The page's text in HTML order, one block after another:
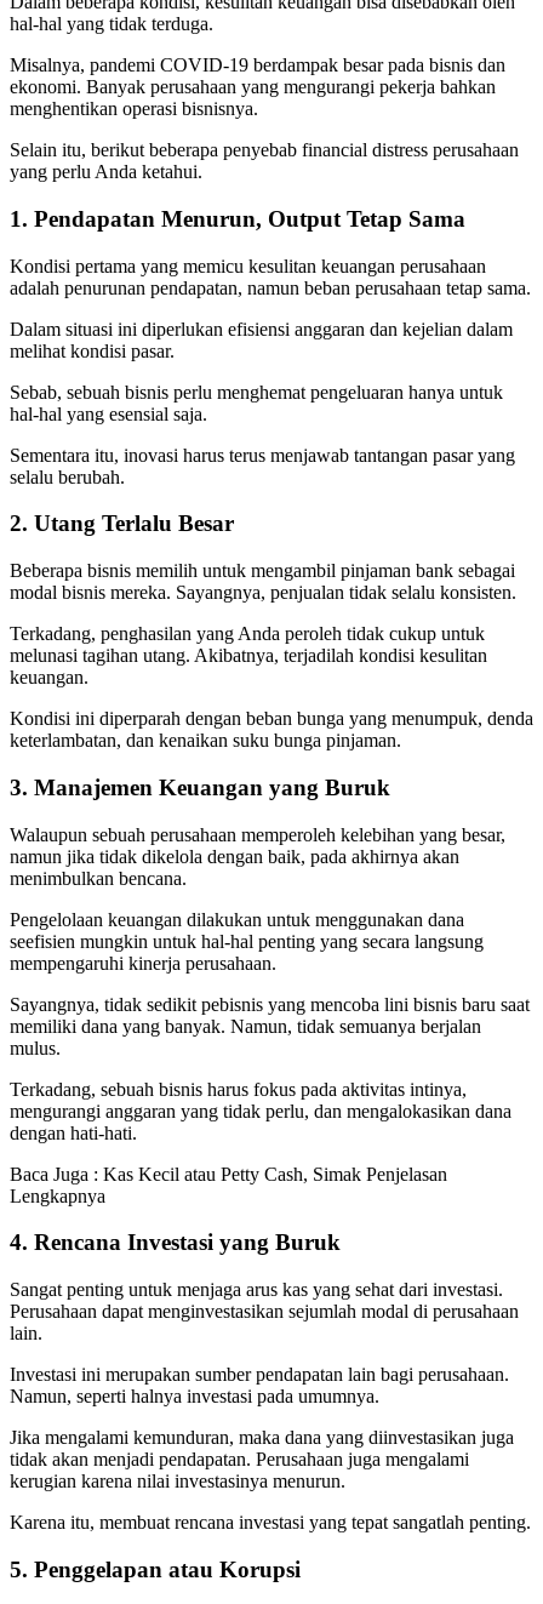
hal-hal yang tidak terduga.
Misalnya, pandemi COVID-19 berdampak besar pada bisnis dan
ekonomi. Banyak perusahaan yang mengurangi pekerja bahkan
menghentikan operasi bisnisnya.
Selain itu, berikut beberapa penyebab financial distress perusahaan
yang perlu Anda ketahui.
1. Pendapatan Menurun, Output Tetap Sama
Kondisi pertama yang memicu kesulitan keuangan perusahaan
adalah penurunan pendapatan, namun beban perusahaan tetap sama.
Dalam situasi ini diperlukan efisiensi anggaran dan kejelian dalam
melihat kondisi pasar.
Sebab, sebuah bisnis perlu menghemat pengeluaran hanya untuk
hal-hal yang esensial saja.
Sementara itu, inovasi harus terus menjawab tantangan pasar yang
selalu berubah.
2. Utang Terlalu Besar
Beberapa bisnis memilih untuk mengambil pinjaman bank sebagai
modal bisnis mereka. Sayangnya, penjualan tidak selalu konsisten.
Terkadang, penghasilan yang Anda peroleh tidak cukup untuk
melunasi tagihan utang. Akibatnya, terjadilah kondisi kesulitan
keuangan.
Kondisi ini diperparah dengan beban bunga yang menumpuk, denda
keterlambatan, dan kenaikan suku bunga pinjaman.
3. Manajemen Keuangan yang Buruk
Walaupun sebuah perusahaan memperoleh kelebihan yang besar,
namun jika tidak dikelola dengan baik, pada akhirnya akan
menimbulkan bencana.
Pengelolaan keuangan dilakukan untuk menggunakan dana
seefisien mungkin untuk hal-hal penting yang secara langsung
mempengaruhi kinerja perusahaan.
Sayangnya, tidak sedikit pebisnis yang mencoba lini bisnis baru saat
memiliki dana yang banyak. Namun, tidak semuanya berjalan
mulus.
Terkadang, sebuah bisnis harus fokus pada aktivitas intinya,
mengurangi anggaran yang tidak perlu, dan mengalokasikan dana
dengan hati-hati.
Baca Juga : Kas Kecil atau Petty Cash, Simak Penjelasan
Lengkapnya
4. Rencana Investasi yang Buruk
Sangat penting untuk menjaga arus kas yang sehat dari investasi.
Perusahaan dapat menginvestasikan sejumlah modal di perusahaan
lain.
Investasi ini merupakan sumber pendapatan lain bagi perusahaan.
Namun, seperti halnya investasi pada umumnya.
Jika mengalami kemunduran, maka dana yang diinvestasikan juga
tidak akan menjadi pendapatan. Perusahaan juga mengalami
kerugian karena nilai investasinya menurun.
Karena itu, membuat rencana investasi yang tepat sangatlah penting.
5. Penggelapan atau Korupsi